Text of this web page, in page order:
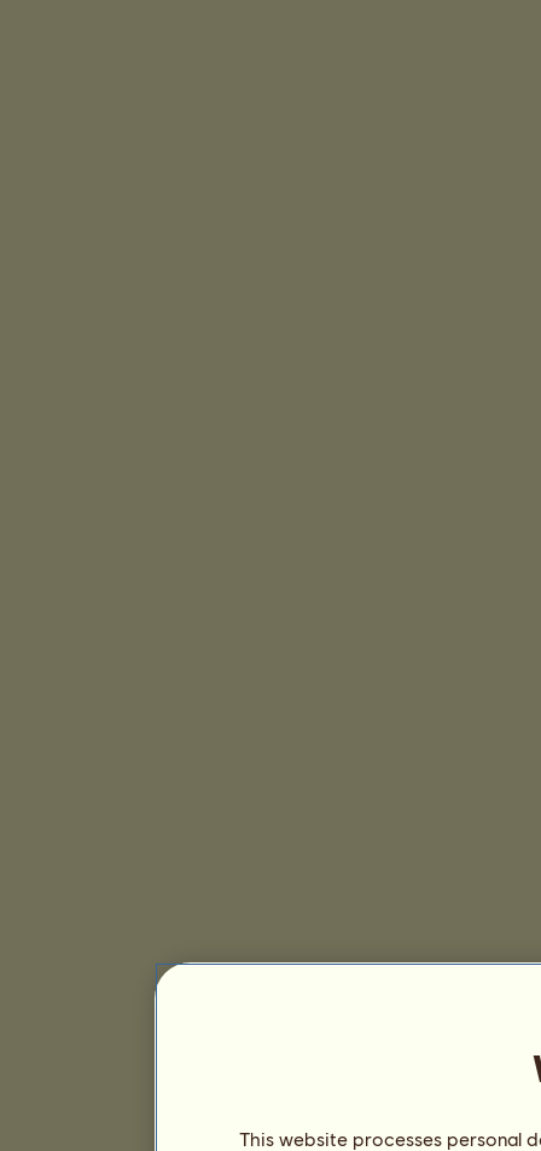
This website processes personal